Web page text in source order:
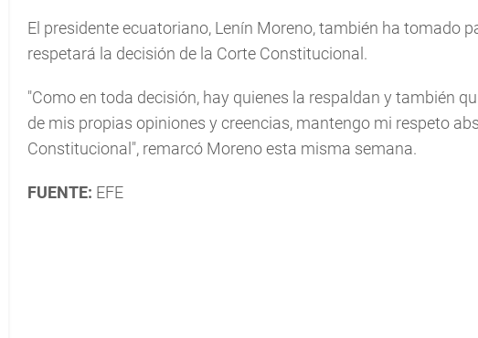
El presidente ecuatoriano, Lenín Moreno, también ha tomado
respetará la decisión de la Corte Constitucional.
"Como en toda decisión, hay quienes la respaldan y también
de mis propias opiniones y creencias, mantengo mi respeto
Constitucional", remarcó Moreno esta misma semana.
FUENTE: EFE